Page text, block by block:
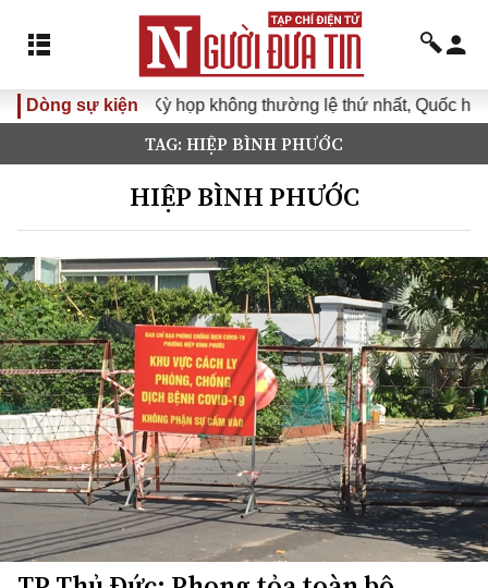
Dòng sự kiệnKỳ họp không thường lệ thứ nhất, Quốc hội khóa
TAG: HIỆP BÌNH PHƯỚC
HIỆP BÌNH PHƯỚC